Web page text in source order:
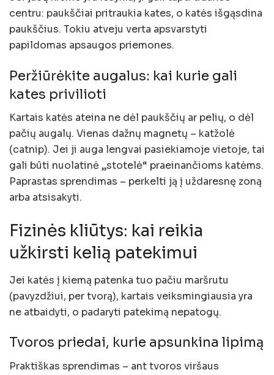
centru: paukščiai pritraukia kates, o katės išgąsdina
paukščius. Tokiu atveju verta apsvarstyti
papildomas apsaugos priemones.
Peržiūrėkite augalus: kai kurie gali
kates privilioti
Kartais katės ateina ne dėl paukščių ar pelių, o dėl
pačių augalų. Vienas dažnų magnetų – katžolė
(catnip). Jei ji auga lengvai pasiekiamoje vietoje, tai
gali būti nuolatinė „stotelė“ praeinančioms katėms.
Paprastas sprendimas – perkelti ją į uždaresnę zoną
arba atsisakyti.
Fizinės kliūtys: kai reikia
užkirsti kelią patekimui
Jei katės į kiemą patenka tuo pačiu maršrutu
(pavyzdžiui, per tvorą), kartais veiksmingiausia yra
ne atbaidyti, o padaryti patekimą nepatogų.
Tvoros priedai, kurie apsunkina lipimą
Praktiškas sprendimas – ant tvoros viršaus